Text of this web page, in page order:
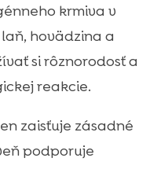
krmiva v
hovädzina a
si rôznorodosť a
reakcie.
zaisťuje zásadné
podporuje